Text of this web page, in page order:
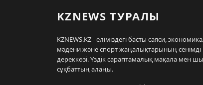
KZNEWS ТУРАЛЫ
KZNEWS.KZ - еліміздегі басты саяси,
мәдени және спорт жаңалықтарының сенімді
дереккөзі. Үздік сараптамалық мақала мен
сұқбаттың алаңы.